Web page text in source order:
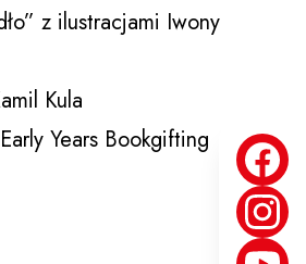
z ilustracjami Iwony
Kula
Years Bookgifting